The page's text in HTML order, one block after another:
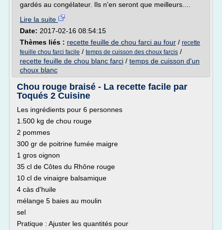
gardés au congélateur. Ils n'en seront que meilleurs....
Lire la suite
Date: 2017-02-16 08:54:15
Thèmes liés : recette feuille de chou farci au four / recette
feuille chou farci facile / temps de cuisson des choux farcis /
recette feuille de chou blanc farci / temps de cuisson d'un
choux blanc
Chou rouge braisé - La recette facile par
Toqués 2 Cuisine
Les ingrédients pour 6 personnes
1.500 kg de chou rouge
2 pommes
300 gr de poitrine fumée maigre
1 gros oignon
35 cl de Côtes du Rhône rouge
10 cl de vinaigre balsamique
4 càs d'huile
mélange 5 baies au moulin
sel
Pratique : Ajuster les quantités pour